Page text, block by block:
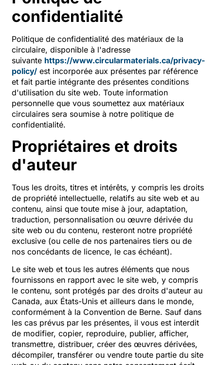
confidentialité
Politique de confidentialité des matériaux de la
circulaire, disponible à l'adresse
suivante https://www.circularmaterials.ca/privacy-
policy/ est incorporée aux présentes par référence
et fait partie intégrante des présentes conditions
d'utilisation du site web. Toute information
personnelle que vous soumettez aux matériaux
circulaires sera soumise à notre politique de
confidentialité.
Propriétaires et droits
d'auteur
Tous les droits, titres et intérêts, y compris les droits
de propriété intellectuelle, relatifs au site web et au
contenu, ainsi que toute mise à jour, adaptation,
traduction, personnalisation ou œuvre dérivée du
site web ou du contenu, resteront notre propriété
exclusive (ou celle de nos partenaires tiers ou de
nos concédants de licence, le cas échéant).
Le site web et tous les autres éléments que nous
fournissons en rapport avec le site web, y compris
le contenu, sont protégés par des droits d'auteur au
Canada, aux États-Unis et ailleurs dans le monde,
conformément à la Convention de Berne. Sauf dans
les cas prévus par les présentes, il vous est interdit
de modifier, copier, reproduire, publier, afficher,
transmettre, distribuer, créer des œuvres dérivées,
décompiler, transférer ou vendre toute partie du site